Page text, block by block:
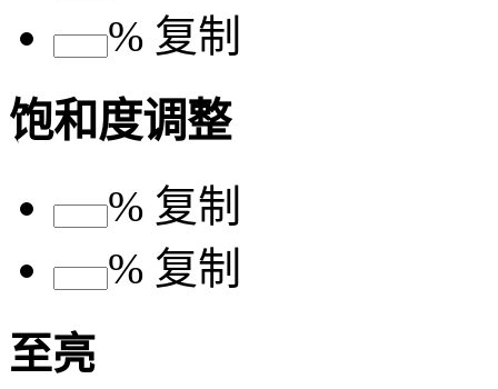
% 复制
饱和度调整
% 复制
% 复制
至亮